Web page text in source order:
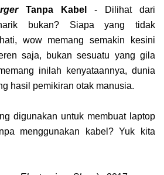
Tanpa Kabel - Dilihat dari
bukan? Siapa yang tidak
wow memang semakin kesini
saja, bukan sesuatu yang gila
inilah kenyataannya, dunia
hasil pemikiran otak manusia.
digunakan untuk membuat laptop
menggunakan kabel? Yuk kita